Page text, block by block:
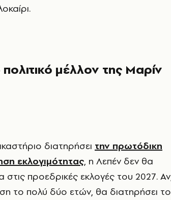
πολιτικό μέλλον της Μαρίν
διατηρήσει την πρωτόδικη
εκλογιμότητας, η Λεπέν δεν θα
στις προεδρικές εκλογές του 2027.
το πολύ δύο ετών, θα διατηρήσει το